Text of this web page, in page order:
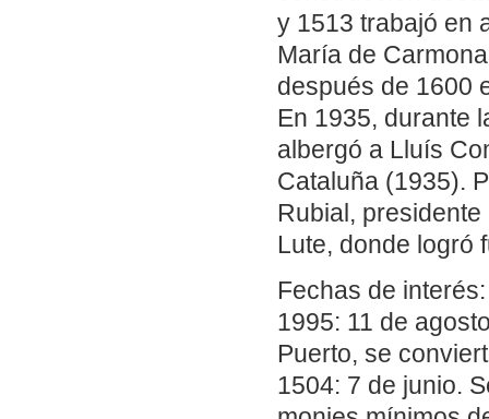
y 1513 trabajó en
María de
después de 1600
En 1935, durante
albergó a Lluís
Cataluña (1935).
Rubial,
Lute, donde logró
Fechas de interés:
1995: 11 de
Puerto, se
1504: 7 de junio.